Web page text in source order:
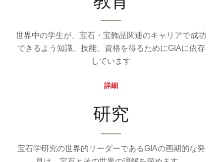
世界中の学生が、宝石・宝飾品関連のキャリアで成功
できるよう知識、技能、資格を得るためにGIAに依存
しています
詳細
研究
宝石学研究の世界的リーダーであるGIAの画期的な発